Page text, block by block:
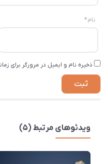
نام*
ذخیره نام و ایمیل در مرورگر برای
ویدئوهای مرتبط (5)